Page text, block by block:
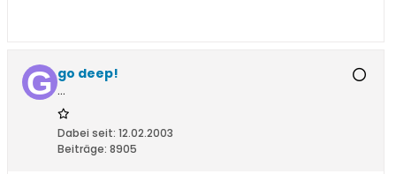
go deep!
...
Dabei seit: 12.02.2003
Beiträge: 8905